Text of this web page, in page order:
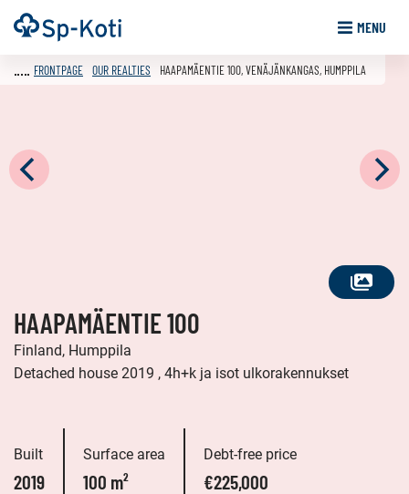
Go
to
Frontpage MENU
SEE
FRONTPAGE OUR REALTIES HAAPAMÄENTIE 100, VENÄJÄNKANGAS, HUMPPILA
HAAPAMÄENTIE 100
Finland, Humppila
Detached house 2019 , 4h+k ja isot ulkorakennukset
Built
2019
Surface area
100 m²
Debt-free price
€225,000